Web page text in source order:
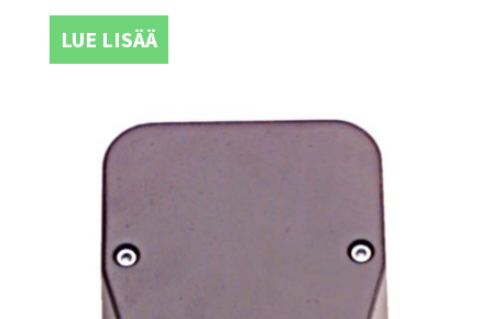
LUE LISÄÄ